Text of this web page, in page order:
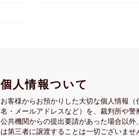
個人情報ついて
お客様からお預かりした大切な個人情報（
名・メールアドレスなど）を、裁判所や警
公共機関からの提出要請があった場合以外
は第三者に譲渡することは一切ございませ